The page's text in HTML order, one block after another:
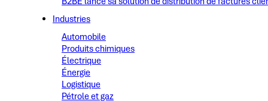
Industries
Automobile
Produits chimiques
Électrique
Énergie
Logistique
Pétrole et gaz